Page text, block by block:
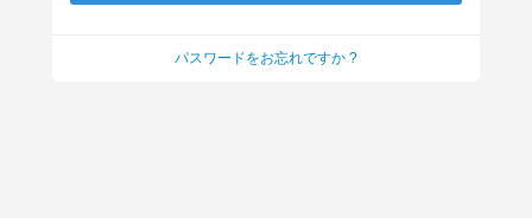
パスワードをお忘れですか ?